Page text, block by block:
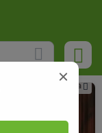
Реклама